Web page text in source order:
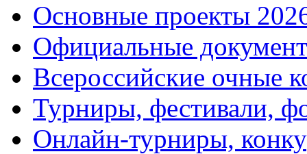
Основные проекты
Официальные
Всероссийские очные
Турниры, фестивали,
Онлайн-турниры,